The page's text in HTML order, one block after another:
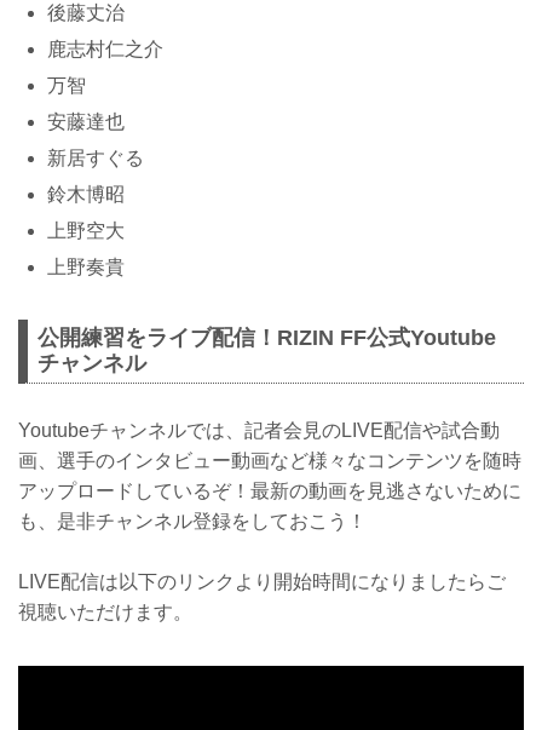
後藤丈治
鹿志村仁之介
万智
安藤達也
新居すぐる
鈴木博昭
上野空大
上野奏貴
公開練習をライブ配信！RIZIN FF公式Youtube
チャンネル
Youtubeチャンネルでは、記者会見のLIVE配信や試合動
画、選手のインタビュー動画など様々なコンテンツを随時
アップロードしているぞ！最新の動画を見逃さないために
も、是非チャンネル登録をしておこう！
LIVE配信は以下のリンクより開始時間になりましたらご
視聴いただけます。